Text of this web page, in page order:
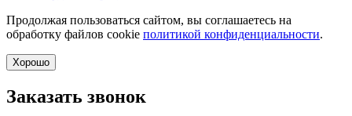
Продолжая пользоваться сайтом, вы соглашаетесь на
обработку файлов cookie политикой конфиденциальности.
Хорошо
Заказать звонок